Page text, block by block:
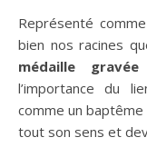
Représenté
bien nos racines
médaille gravée
l’importance du
comme un baptême
tout son sens et